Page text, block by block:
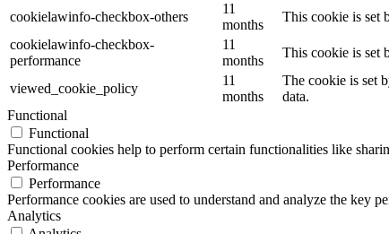
cookielawinfo-checkbox-others
11
months
This cookie is set
cookielawinfo-checkbox-
performance
11
months
This cookie is set
viewed_cookie_policy
11
months
The cookie is set
data.
Functional
Functional
Functional cookies help to perform certain functionalities like
Performance
Performance
Performance cookies are used to understand and analyze the key
Analytics